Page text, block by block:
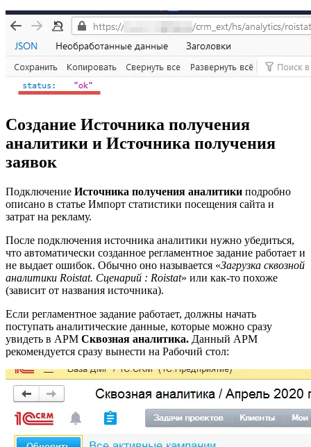
Создание Источника получения
аналитики и Источника получения
заявок
Подключение Источника получения аналитики подробно
описано в статье Импорт статистики посещения сайта и
затрат на рекламу.
После подключения источника аналитики нужно убедиться,
что автоматически созданное регламентное задание работает и
не выдает ошибок. Обычно оно называется «Загрузка сквозной
аналитики Roistat. Сценарий : Roistat» или как-то похоже
(зависит от названия источника).
Если регламентное задание работает, должны начать
поступать аналитические данные, которые можно сразу
увидеть в АРМ Сквозная аналитика. Данный АРМ
рекомендуется сразу вынести на Рабочий стол: